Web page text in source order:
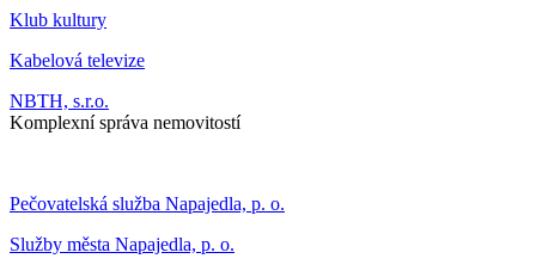
Klub kultury
Kabelová televize
NBTH, s.r.o.
Komplexní správa nemovitostí
Pečovatelská služba Napajedla, p. o.
Služby města Napajedla, p. o.